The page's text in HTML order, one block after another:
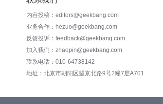
内容投稿：editors@geekbang.com
业务合作：hezuo@geekbang.com
反馈投诉：feedback@geekbang.com
加入我们：zhaopin@geekbang.com
联系电话：010-64738142
地址：北京市朝阳区望京北路9号2幢7层A701